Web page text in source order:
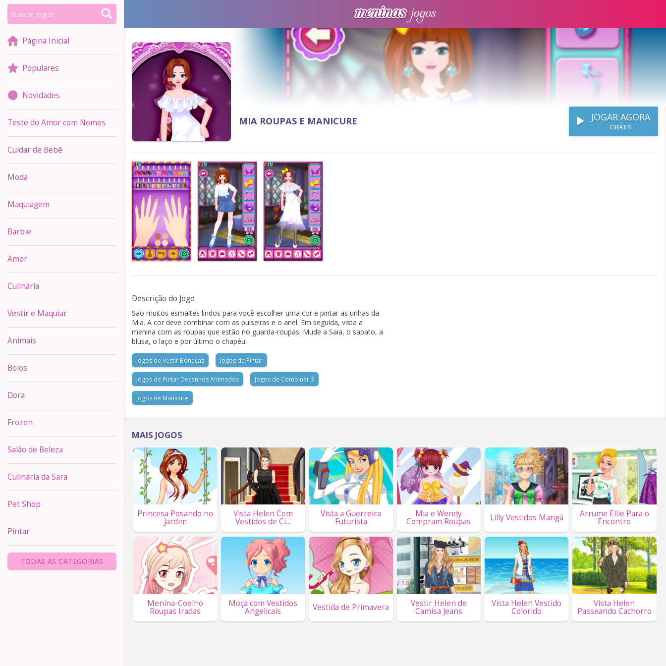
Página Inicial
Populares
Novidades
Teste do Amor com Nomes
Cuidar de Bebê
Moda
Maquiagem
Barbie
Amor
Culinária
Vestir e Maquiar
Animais
Bolos
Dora
Frozen
Salão de Beleza
Culinária da Sara
Pet Shop
Pintar
TODAS AS CATEGORIAS
MIA ROUPAS E MANICURE JOGAR AGORA
GRÁTIS
Descrição do Jogo
São muitos esmaltes lindos para você escolher uma cor e pintar as unhas da
Mia. A cor deve combinar com as pulseiras e o anel. Em seguida, vista a
menina com as roupas que estão no guarda-roupas. Mude a Saia, o sapato, a
blusa, o laço e por último o chapéu.
Jogos de Vestir Bonecas Jogos de Pintar
Jogos de Pintar Desenhos Animados Jogos de Combinar 3
Jogos de Manicure
MAIS JOGOS
Princesa Posando no
Jardim
Vista Helen Com
Vestidos de Ci...
Vista a Guerreira
Futurista
Mia e Wendy
Compram Roupas Lilly Vestidos Mangá Arrume Ellie Para o
Encontro
Menina-Coelho
Roupas Iradas
Moça com Vestidos
Angelicais Vestida de Primavera Vestir Helen de
Camisa Jeans
Vista Helen Vestido
Colorido
Vista Helen
Passeando Cachorro